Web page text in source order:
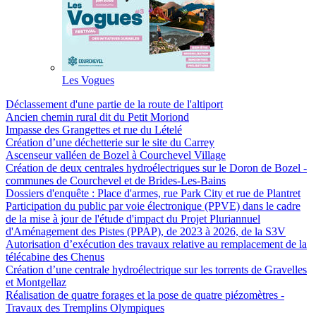
Les Vogues
Déclassement d'une partie de la route de l'altiport
Ancien chemin rural dit du Petit Moriond
Impasse des Grangettes et rue du Lételé
Création d’une déchetterie sur le site du Carrey
Ascenseur valléen de Bozel à Courchevel Village
Création de deux centrales hydroélectriques sur le Doron de Bozel -
communes de Courchevel et de Brides-Les-Bains
Dossiers d'enquête : Place d'armes, rue Park City et rue de Plantret
Participation du public par voie électronique (PPVE) dans le cadre
de la mise à jour de l'étude d'impact du Projet Pluriannuel
d'Aménagement des Pistes (PPAP), de 2023 à 2026, de la S3V
Autorisation d’exécution des travaux relative au remplacement de la
télécabine des Chenus
Création d’une centrale hydroélectrique sur les torrents de Gravelles
et Montgellaz
Réalisation de quatre forages et la pose de quatre piézomètres -
Travaux des Tremplins Olympiques